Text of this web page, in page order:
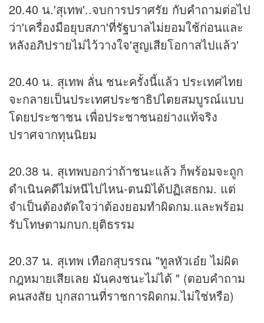
20.40 น.'สุเทพ'..จบการปราศรัย กับคำถามต่อไป
ว่า'เครื่องมือยุบสภา'ที่รัฐบาลไม่ยอมใช้ก่อนและ
หลังอภิปรายไม่ไว้วางใจ'สูญเสียโอกาสไปแล้ว'
20.40 น. สุเทพ ลั่น ชนะครั้งนี้แล้ว ประเทศไทย
จะกลายเป็นประเทศประชาธิปไตยสมบูรณ์แบบ
โดยประชาชน เพื่อประชาชนอย่างแท้จริง
ปราศจากทุนนิยม
20.38 น. สุเทพบอกว่าถ้าชนะแล้ว ก็พร้อมจะถูก
ดำเนินคดีไม่หนีไปไหน-ตนมิได้ปฏิเสธกม. แต่
จำเป็นต้องตัดใจว่าต้องยอมทำผิดกม.และพร้อม
รับโทษตามกบก.ยุติธรรม
20.37 น. สุเทพ เทือกสุบรรณ "ทูลหัวเอ๋ย ไม่ผิด
กฎหมายเสียเลย มันคงชนะไม่ได้ " (ตอบคำถาม
คนสงสัย บุกสถานที่ราชการผิดกม.ไม่ใช่หรือ)